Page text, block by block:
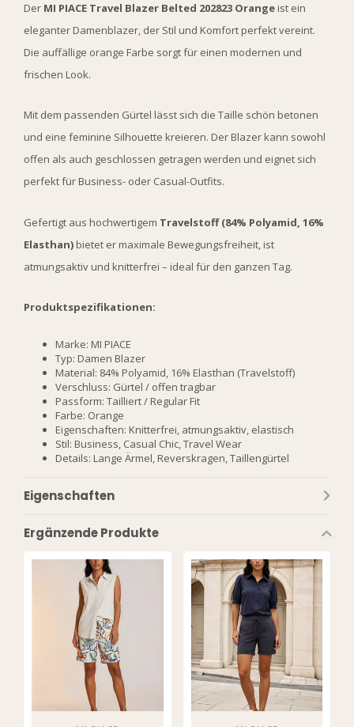
Der MI PIACE Travel Blazer Belted 202823 Orange ist ein
eleganter Damenblazer, der Stil und Komfort perfekt vereint.
Die auffällige orange Farbe sorgt für einen modernen und
frischen Look.
Mit dem passenden Gürtel lässt sich die Taille schön betonen
und eine feminine Silhouette kreieren. Der Blazer kann sowohl
offen als auch geschlossen getragen werden und eignet sich
perfekt für Business- oder Casual-Outfits.
Gefertigt aus hochwertigem Travelstoff (84% Polyamid, 16%
Elasthan) bietet er maximale Bewegungsfreiheit, ist
atmungsaktiv und knitterfrei – ideal für den ganzen Tag.
Produktspezifikationen:
Marke: MI PIACE
Typ: Damen Blazer
Material: 84% Polyamid, 16% Elasthan (Travelstoff)
Verschluss: Gürtel / offen tragbar
Passform: Tailliert / Regular Fit
Farbe: Orange
Eigenschaften: Knitterfrei, atmungsaktiv, elastisch
Stil: Business, Casual Chic, Travel Wear
Details: Lange Ärmel, Reverskragen, Taillengürtel
Eigenschaften
Ergänzende Produkte